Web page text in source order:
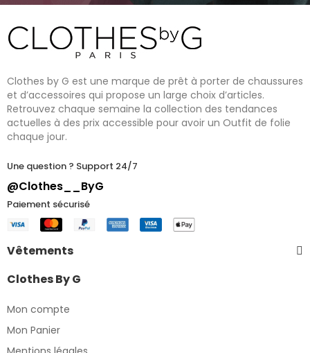
Clothes by G est une marque de prêt à porter de chaussures
et d’accessoires qui propose un large choix d’articles.
Retrouvez chaque semaine la collection des tendances
actuelles à des prix accessible pour avoir un Outfit de folie
chaque jour.
Une question ? Support 24/7
@Clothes__ByG
Paiement sécurisé
Vêtements
Clothes By G
Mon compte
Mon Panier